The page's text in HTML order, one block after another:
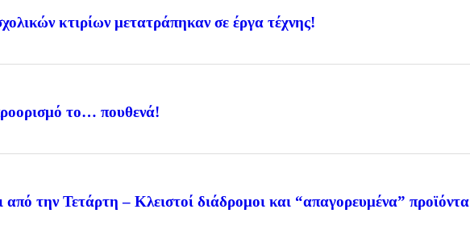
κτιρίων μετατράπηκαν σε έργα τέχνης!
το… πουθενά!
την Τετάρτη – Κλειστοί διάδρομοι και “απαγορευμένα” προϊόντα